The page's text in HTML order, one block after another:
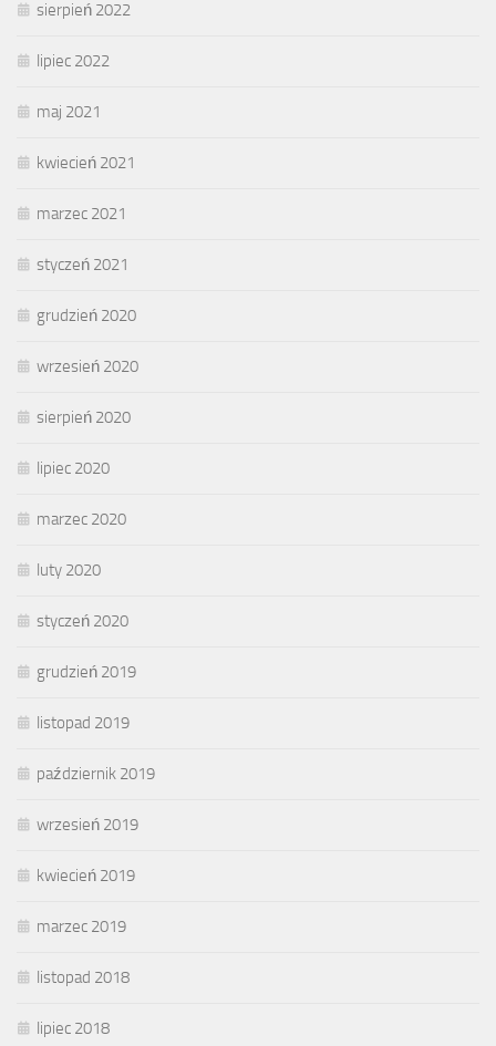
sierpień 2022
lipiec 2022
maj 2021
kwiecień 2021
marzec 2021
styczeń 2021
grudzień 2020
wrzesień 2020
sierpień 2020
lipiec 2020
marzec 2020
luty 2020
styczeń 2020
grudzień 2019
listopad 2019
październik 2019
wrzesień 2019
kwiecień 2019
marzec 2019
listopad 2018
lipiec 2018